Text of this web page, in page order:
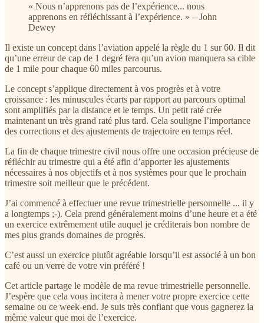
« Nous n’apprenons pas de l’expérience... nous
apprenons en réfléchissant à l’expérience. » – John
Dewey
Il existe un concept dans l’aviation appelé la règle du 1 sur 60. Il dit
qu’une erreur de cap de 1 degré fera qu’un avion manquera sa cible
de 1 mile pour chaque 60 miles parcourus.
Le concept s’applique directement à vos progrès et à votre
croissance : les minuscules écarts par rapport au parcours optimal
sont amplifiés par la distance et le temps. Un petit raté crée
maintenant un très grand raté plus tard. Cela souligne l’importance
des corrections et des ajustements de trajectoire en temps réel.
La fin de chaque trimestre civil nous offre une occasion précieuse de
réfléchir au trimestre qui a été afin d’apporter les ajustements
nécessaires à nos objectifs et à nos systèmes pour que le prochain
trimestre soit meilleur que le précédent.
J’ai commencé à effectuer une revue trimestrielle personnelle ... il y
a longtemps ;-). Cela prend généralement moins d’une heure et a été
un exercice extrêmement utile auquel je créditerais bon nombre de
mes plus grands domaines de progrès.
C’est aussi un exercice plutôt agréable lorsqu’il est associé à un bon
café ou un verre de votre vin préféré !
Cet article partage le modèle de ma revue trimestrielle personnelle.
J’espère que cela vous incitera à mener votre propre exercice cette
semaine ou ce week-end. Je suis très confiant que vous gagnerez la
même valeur que moi de l’exercice.